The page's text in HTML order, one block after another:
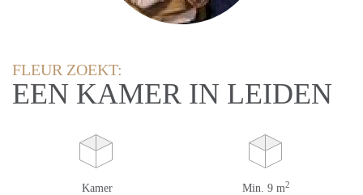
FLEUR ZOEKT:
EEN KAMER IN LEIDEN
Kamer Min. 9 m2